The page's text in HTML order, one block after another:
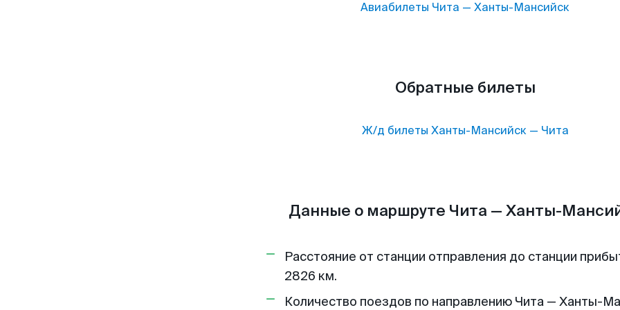
Авиабилеты Чита — Ханты-Мансийск
Обратные билеты
Ж/д билеты Ханты-Мансийск— Чита
Данные о маршруте Чита — Ханты-
Расстояние от станции отправления до станции
2826 км.
Количество поездов по направлению Чита — Ханты-